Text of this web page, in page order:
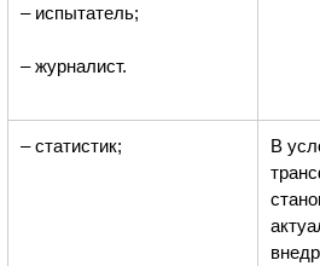
– испытатель;
– журналист.
– статистик;
В